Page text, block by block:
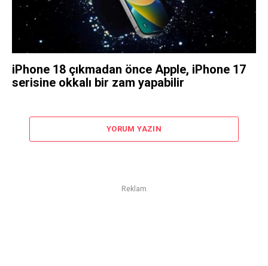
iPhone 18 çıkmadan önce Apple, iPhone 17
serisine okkalı bir zam yapabilir
YORUM YAZIN
Reklam